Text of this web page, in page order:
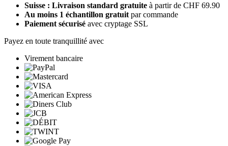
Suisse : Livraison standard gratuite à partir de CHF 69.90
Au moins 1 échantillon gratuit par commande
Paiement sécurisé avec cryptage SSL
Payez en toute tranquillité avec
Virement bancaire